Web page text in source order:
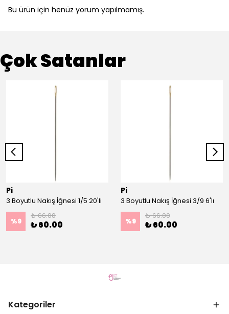
Bu ürün için henüz yorum yapılmamış.
Çok Satanlar
Pi
3 Boyutlu Nakış İğnesi 1/5 20'li
%9
₺ 66.00
₺ 60.00
Pi
3 Boyutlu Nakış İğnesi 3/9 6'lı
%9
₺ 66.00
₺ 60.00
Kategoriler